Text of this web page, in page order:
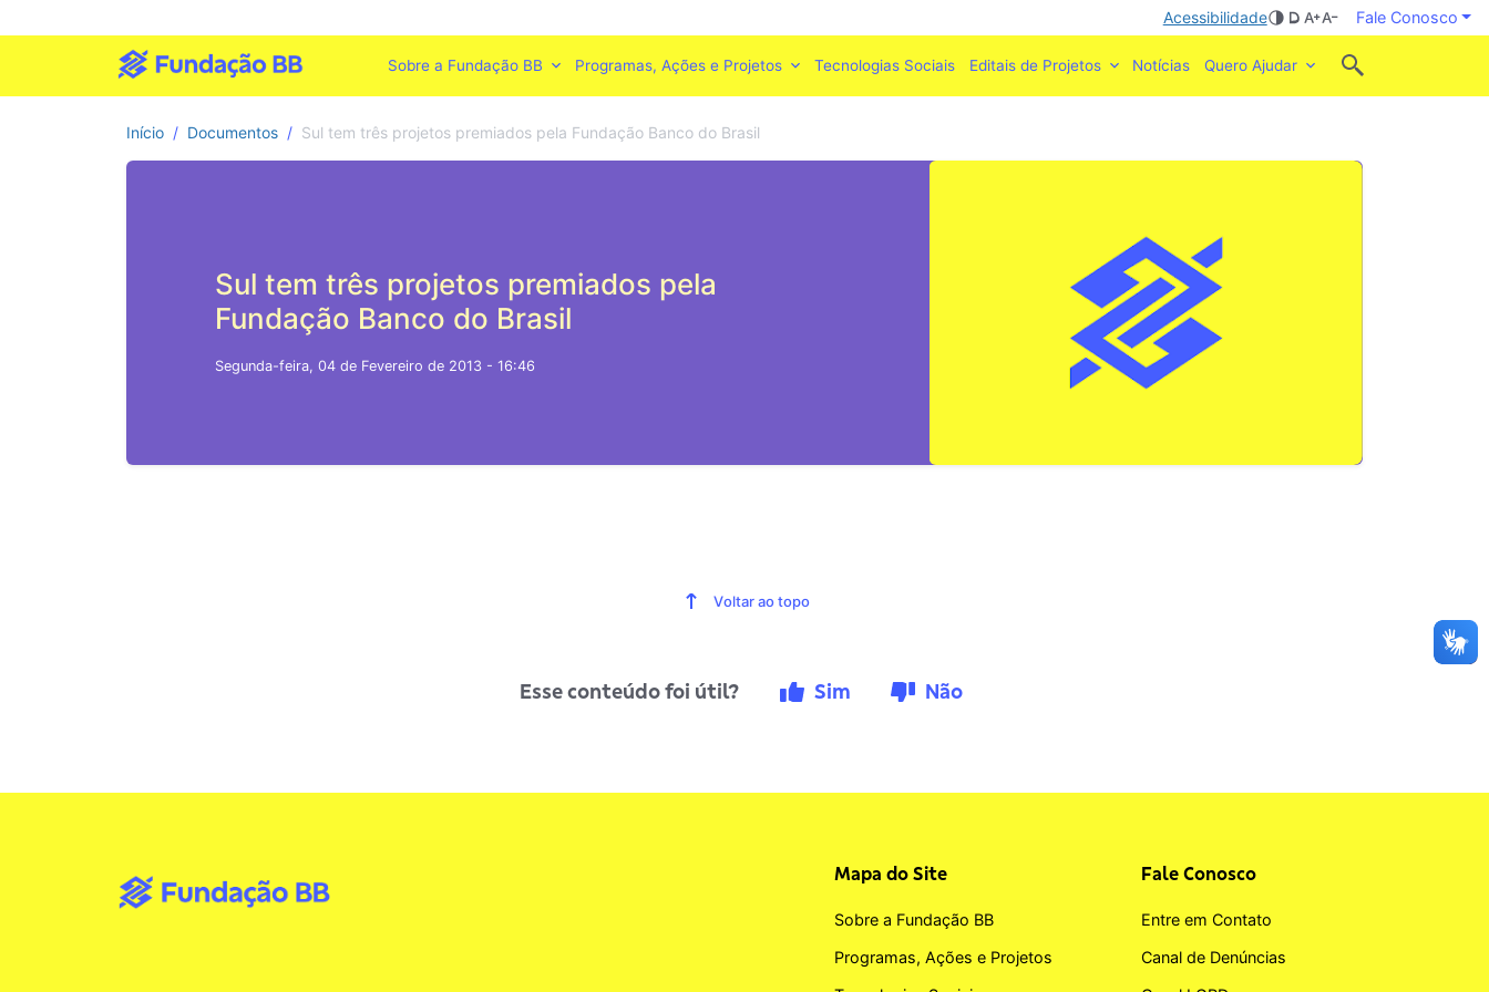
Acessibilidade Fale Conosco
Sobre a Fundação BB Programas, Ações e Projetos Tecnologias Sociais Editais de Projetos Notícias Quero Ajudar
Início Documentos Sul tem três projetos premiados pela Fundação Banco do Brasil
Sul tem três projetos premiados pela
Fundação Banco do Brasil
Segunda-feira, 04 de Fevereiro de 2013 - 16:46
Voltar ao topo
Esse conteúdo foi útil? Sim Não
Mapa do Site
Sobre a Fundação BB
Programas, Ações e Projetos
Fale Conosco
Entre em Contato
Canal de Denúncias